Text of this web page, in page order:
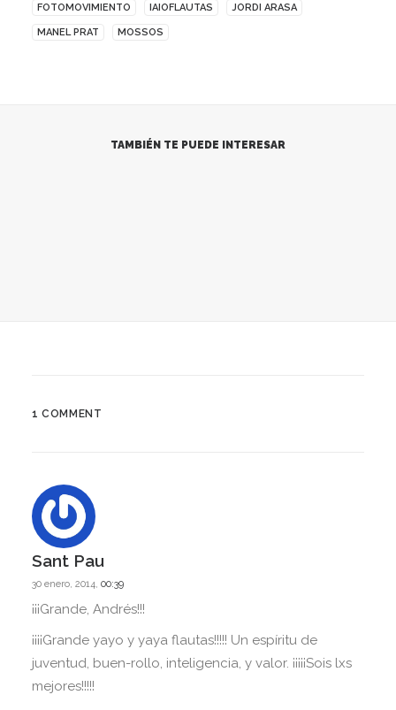
FOTOMOVIMIENTO IAIOFLAUTAS JORDI ARASA
MANEL PRAT MOSSOS
TAMBIÉN TE PUEDE INTERESAR
1 COMMENT
Sant Pau
30 enero, 2014, 00:39
¡¡¡Grande, Andrés!!!
¡¡¡¡Grande yayo y yaya flautas!!!!! Un espíritu de
juventud, buen-rollo, inteligencia, y valor. ¡¡¡¡¡Sois lxs
mejores!!!!!